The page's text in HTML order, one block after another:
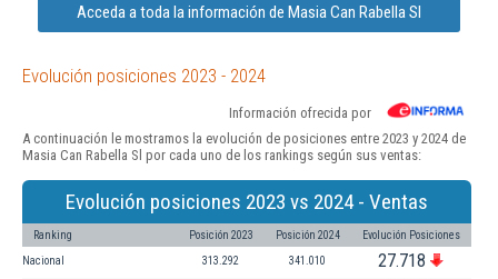
Acceda a toda la información de Masia Can Rabella Sl
Evolución posiciones 2023 - 2024
Información ofrecida por
A continuación le mostramos la evolución de posiciones entre 2023 y 2024 de
Masia Can Rabella Sl por cada uno de los rankings según sus ventas:
Evolución posiciones 2023 vs 2024 - Ventas
Ranking Posición 2023 Posición 2024 Evolución Posiciones
Nacional 313.292 341.010 27.718